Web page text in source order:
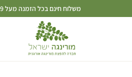
משלוח חינם בכל הזמנה מעל 299 ₪